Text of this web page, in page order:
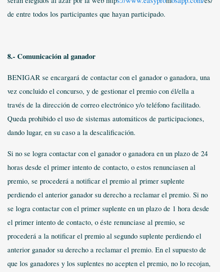
de entre todos los participantes que hayan participado.
8.- Comunicación al ganador
BENIGAR se encargará de contactar con el ganador o ganadora, una
vez concluido el concurso, y de gestionar el premio con él/ella a
través de la dirección de correo electrónico y/o teléfono facilitado.
Queda prohibido el uso de sistemas automáticos de participaciones,
dando lugar, en su caso a la descalificación.
Si no se logra contactar con el ganador o ganadora en un plazo de 24
horas desde el primer intento de contacto, o estos renunciasen al
premio, se procederá a notificar el premio al primer suplente
perdiendo el anterior ganador su derecho a reclamar el premio. Si no
se logra contactar con el primer suplente en un plazo de 1 hora desde
el primer intento de contacto, o éste renunciase al premio, se
procederá a la notificar el premio al segundo suplente perdiendo el
anterior ganador su derecho a reclamar el premio. En el supuesto de
que los ganadores y los suplentes no acepten el premio, no lo recojan,